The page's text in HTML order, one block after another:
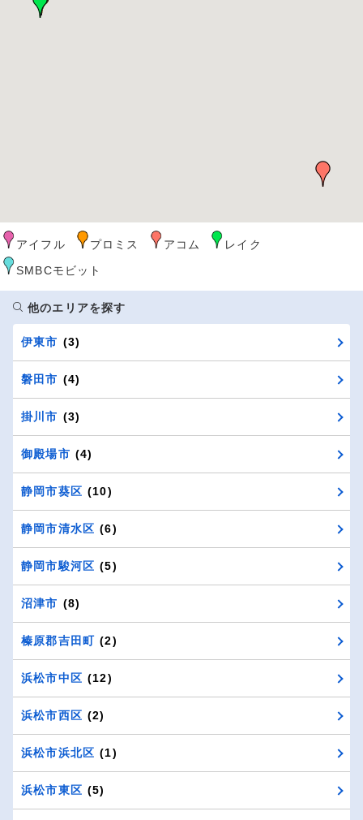
アイフル プロミス アコム
レイク
SMBCモビット
他のエリアを探す
伊東市 (3)
磐田市 (4)
掛川市 (3)
御殿場市 (4)
静岡市葵区 (10)
静岡市清水区 (6)
静岡市駿河区 (5)
沼津市 (8)
榛原郡吉田町 (2)
浜松市中区 (12)
浜松市西区 (2)
浜松市浜北区 (1)
浜松市東区 (5)